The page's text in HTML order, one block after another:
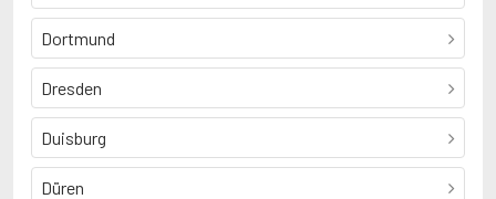
Dortmund
Dresden
Duisburg
Düren